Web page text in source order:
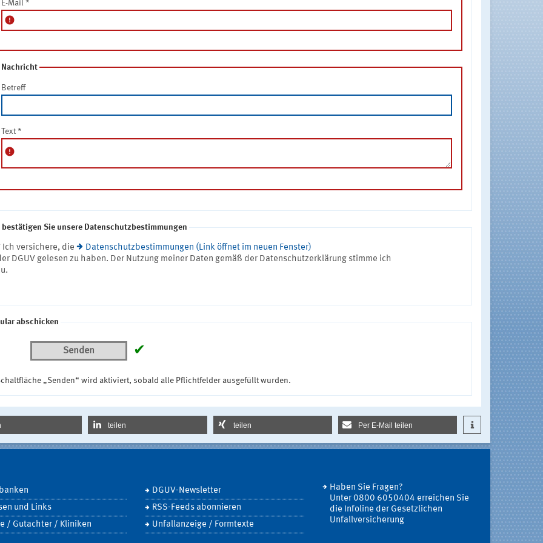
E-Mail *
error
Nachricht
Betreff
Text *
error
Sie unsere Datenschutzbestimmungen
Ich versichere, die
Datenschutzbestimmungen (Link öffnet im neuen Fenster)
DGUV gelesen zu haben. Der Nutzung meiner Daten gemäß der Datenschutzerklärung stimme ich
abschicken
Senden ✔
„Senden“ wird aktiviert, sobald alle Pflichtfelder ausgefüllt wurden.
teilen teilen Per E-Mail teilen
und Links
/ Gutachter / Kliniken
DGUV-Newsletter
RSS-Feeds abonnieren
Unfallanzeige / Formtexte
Haben Sie Fragen?
Unter 0800 6050404 erreichen Sie
die Infoline der Gesetzlichen
Unfallversicherung